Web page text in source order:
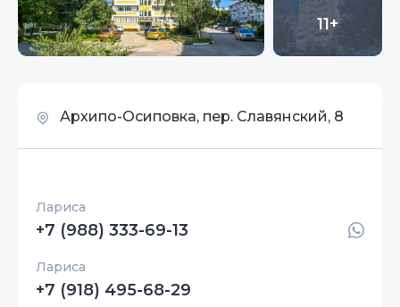
11+
Архипо-Осиповка, пер. Славянский, 8
Лариса
+7 (988) 333-69-13
Лариса
+7 (918) 495-68-29